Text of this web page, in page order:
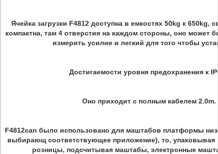
Ячейка загрузки F4812 доступна в емкостях 50kg к 650kg,
компактна, там 4 отверстия на каждом стороны, оно может
измерить усилие и легкий для того чтобы
Достигаемости уровня предохранения к
Оно приходит с полным кабелем 2.0m.
F4812can было использовано для маштабов платформы
выбирающ соответствующее приложение), то,
розницы, подсчитывая маштабы, электронные